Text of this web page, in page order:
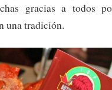
gracias a todos
una tradición.